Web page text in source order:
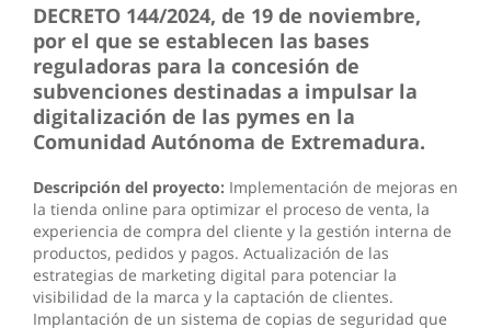
DECRETO 144/2024, de 19 de noviembre,
por el que se establecen las bases
reguladoras para la concesión de
subvenciones destinadas a impulsar la
digitalización de las pymes en la
Comunidad Autónoma de Extremadura.
Descripción del proyecto: Implementación de mejoras en
la tienda online para optimizar el proceso de venta, la
experiencia de compra del cliente y la gestión interna de
productos, pedidos y pagos. Actualización de las
estrategias de marketing digital para potenciar la
visibilidad de la marca y la captación de clientes.
Implantación de un sistema de copias de seguridad que